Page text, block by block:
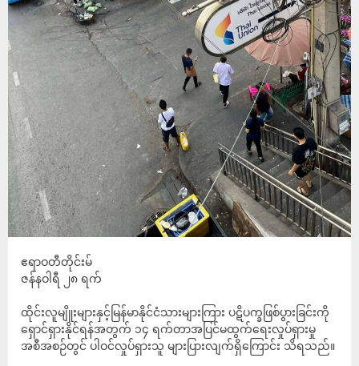
ဧရာဝတီတိုင်းမ်
ဇန်နဝါရီ ၂၈ ရက်
ထိုင်းလူမျိူးများနှင့်မြန်မာနိုင်ငံသားများကြား ပဋိပက္ခဖြစ်ပွားခြင်းကို
ရှောင်ရှားနိုင်ရန်အတွက် ၁၄ ရက်တာအပြင်မထွက်ရေးလှုပ်ရှားမှု
အစီအစဉ်တွင် ပါဝင်လှုပ်ရှားသူ များပြားလျက်ရှိကြောင်း သိရသည်။